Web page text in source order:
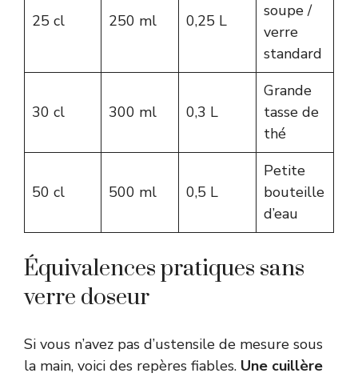
25 cl 250 ml 0,25 L
soupe /
verre
standard
30 cl 300 ml 0,3 L
Grande
tasse de
thé
50 cl 500 ml 0,5 L
Petite
bouteille
d’eau
Équivalences pratiques sans
verre doseur
Si vous n’avez pas d’ustensile de mesure sous
la main, voici des repères fiables. Une cuillère